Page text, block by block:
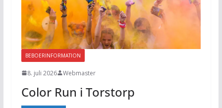
BEBOERINFORMATION
8. juli 2026 Webmaster
Color Run i Torstorp